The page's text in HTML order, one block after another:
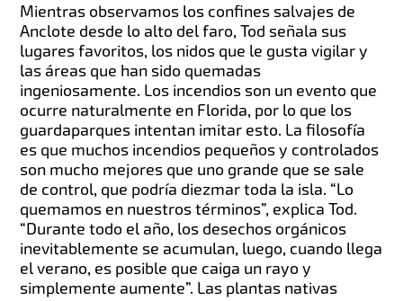
Mientras observamos los confines salvajes de
Anclote desde lo alto del faro, Tod señala sus
lugares favoritos, los nidos que le gusta vigilar y
las áreas que han sido quemadas
ingeniosamente. Los incendios son un evento que
ocurre naturalmente en Florida, por lo que los
guardaparques intentan imitar esto. La filosofía
es que muchos incendios pequeños y controlados
son mucho mejores que uno grande que se sale
de control, que podría diezmar toda la isla. “Lo
quemamos en nuestros términos”, explica Tod.
“Durante todo el año, los desechos orgánicos
inevitablemente se acumulan, luego, cuando llega
el verano, es posible que caiga un rayo y
simplemente aumente”. Las plantas nativas